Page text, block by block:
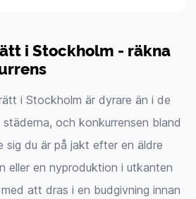
i Stockholm - räkna
i Stockholm är dyrare än i de
och konkurrensen bland
sig du är på jakt efter en äldre
eller en nyproduktion i utkanten
att dras i en budgivning innan